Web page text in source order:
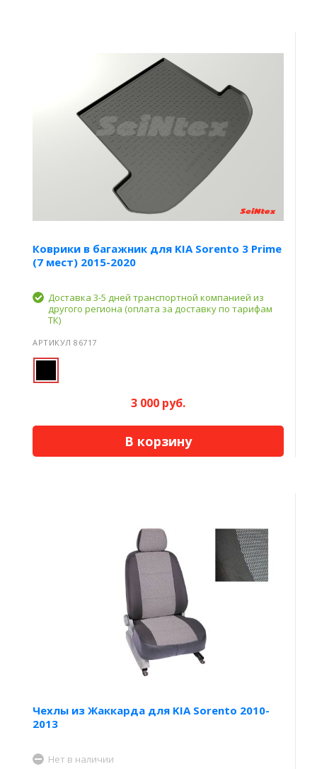
Коврики в багажник для KIA Sorento 3 Prime
(7 мест) 2015-2020
Доставка 3-5 дней транспортной компанией из
другого региона (оплата за доставку по тарифам
ТК)
АРТИКУЛ 86717
3 000 руб.
В корзину
Чехлы из Жаккарда для KIA Sorento 2010-
2013
Нет в наличии